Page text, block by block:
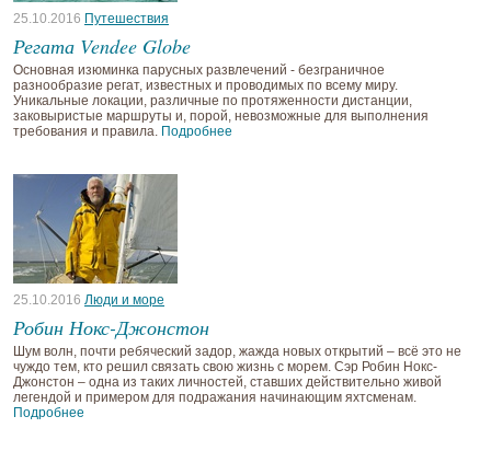
25.10.2016 Путешествия
Регата Vendee Globe
Основная изюминка парусных развлечений - безграничное
разнообразие регат, известных и проводимых по всему миру.
Уникальные локации, различные по протяженности дистанции,
заковыристые маршруты и, порой, невозможные для выполнения
требования и правила. Подробнее
25.10.2016 Люди и море
Робин Нокс-Джонстон
Шум волн, почти ребяческий задор, жажда новых открытий – всё это не
чуждо тем, кто решил связать свою жизнь с морем. Сэр Робин Нокс-
Джонстон – одна из таких личностей, ставших действительно живой
легендой и примером для подражания начинающим яхтсменам.
Подробнее